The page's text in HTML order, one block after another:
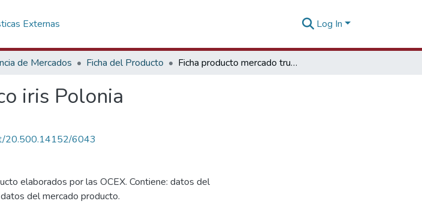
Externas Log In
de Mercados Ficha del Producto Ficha producto mercado trucha arco iris Polonia
iris Polonia
20.500.14152/6043
elaborados por las OCEX. Contiene: datos del
del mercado producto.